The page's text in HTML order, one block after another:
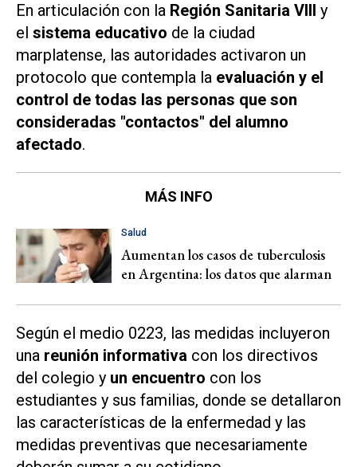
En articulación con la Región Sanitaria VIII y
el sistema educativo de la ciudad
marplatense, las autoridades activaron un
protocolo que contempla la evaluación y el
control de todas las personas que son
consideradas "contactos" del alumno
afectado.
MÁS INFO
Salud
Aumentan los casos de tuberculosis
en Argentina: los datos que alarman
Según el medio 0223, las medidas incluyeron
una reunión informativa con los directivos
del colegio y un encuentro con los
estudiantes y sus familias, donde se detallaron
las características de la enfermedad y las
medidas preventivas que necesariamente